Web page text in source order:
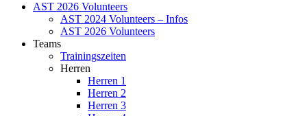
AST 2026 Volunteers
AST 2024 Volunteers – Infos
AST 2026 Volunteers
Teams
Trainingszeiten
Herren
Herren 1
Herren 2
Herren 3